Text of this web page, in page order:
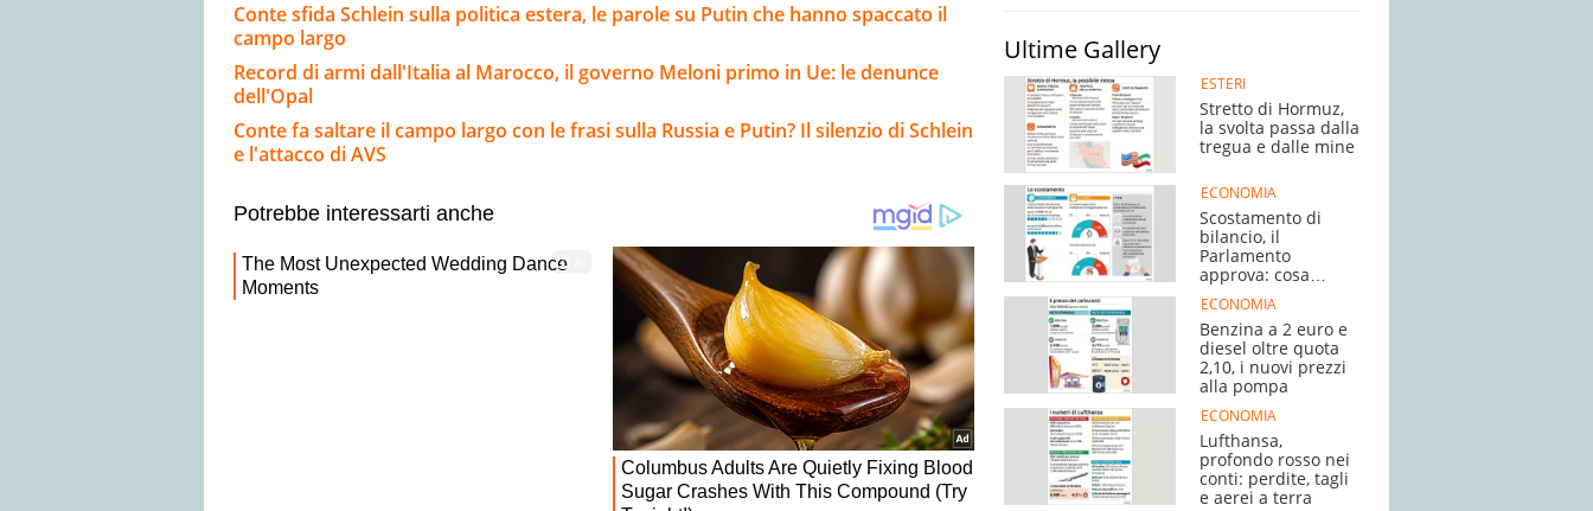
Conte sfida Schlein sulla politica estera, le parole su Putin che hanno spaccato il
campo largo
Record di armi dall'Italia al Marocco, il governo Meloni primo in Ue: le denunce
dell'Opal
Conte fa saltare il campo largo con le frasi sulla Russia e Putin? Il silenzio di Schlein
e l'attacco di AVS
Ultime Gallery
ESTERI
Stretto di Hormuz,
la svolta passa dalla
tregua e dalle mine
ECONOMIA
Scostamento di
bilancio, il
Parlamento
approva: cosa
succede adesso
ECONOMIA
Benzina a 2 euro e
diesel oltre quota
2,10, i nuovi prezzi
alla pompa
ECONOMIA
Lufthansa,
profondo rosso nei
conti: perdite, tagli
e aerei a terra